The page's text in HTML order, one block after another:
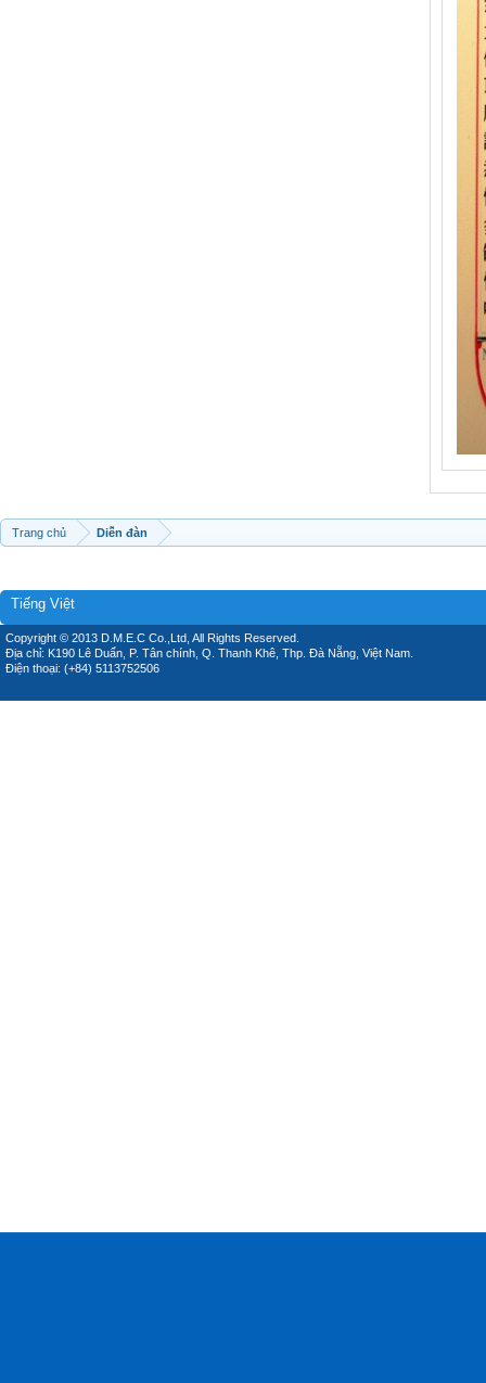
Trang chủ Diễn đàn
Tiếng Việt
Copyright © 2013 D.M.E.C Co.,Ltd, All Rights Reserved.
Địa chỉ: K190 Lê Duẩn, P. Tân chính, Q. Thanh Khê, Thp. Đà Nẵng, Việt Nam.
Điện thoại: (+84) 5113752506